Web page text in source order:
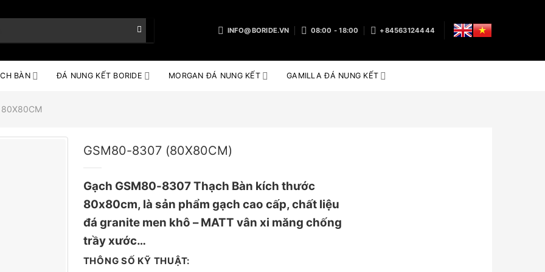
INFO@BORIDE.VN 08:00 - 18:00 +84563124444
BÀN ĐÁ NUNG KẾT BORIDE MORGAN ĐÁ NUNG KẾT GAMILLA ĐÁ NUNG KẾT
80X80CM
GSM80-8307 (80X80CM)
Gạch GSM80-8307 Thạch Bàn kích thước
80x80cm, là sản phẩm gạch cao cấp, chất liệu
đá granite men khô – MATT vân xi măng chống
trầy xước…
THÔNG SỐ KỸ THUẬT: